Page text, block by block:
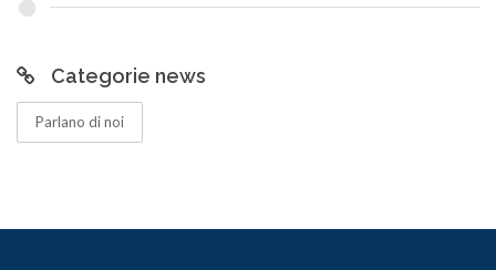
Categorie news
Parlano di noi